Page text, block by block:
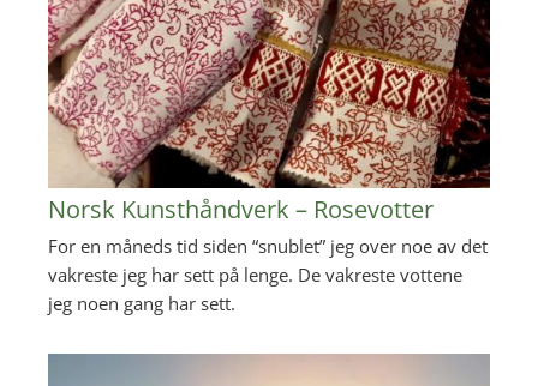
Norsk Kunsthåndverk – Rosevotter
For en måneds tid siden “snublet” jeg over noe av det
vakreste jeg har sett på lenge. De vakreste vottene
jeg noen gang har sett.